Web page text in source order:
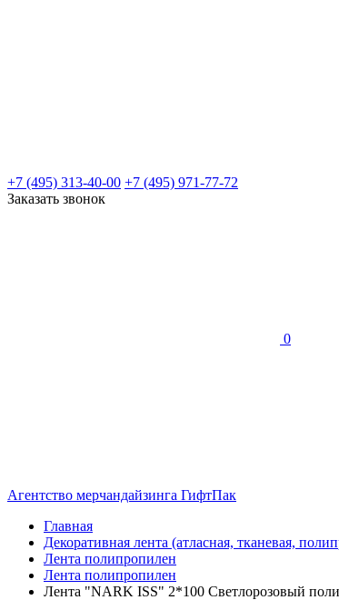
+7 (495) 313-40-00 +7 (495) 971-77-72
Заказать звонок
0
Агентство мерчандайзинга ГифтПак
Главная
Декоративная лента (атласная, тканевая,
Лента полипропилен
Лента полипропилен
Лента "NARK ISS" 2*100 Светлорозовый